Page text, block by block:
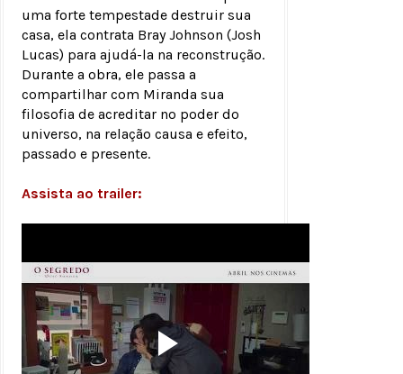
uma forte tempestade destruir sua
casa, ela contrata Bray Johnson (Josh
Lucas) para ajudá-la na reconstrução.
Durante a obra, ele passa a
compartilhar com Miranda sua
filosofia de acreditar no poder do
universo, na relação causa e efeito,
passado e presente.
Assista ao trailer: